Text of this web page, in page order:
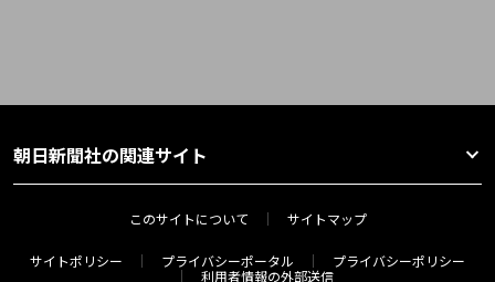
朝日新聞社の関連サイト
このサイトについて サイトマップ
サイトポリシー プライバシーポータル
プライバシーポリシー
利用者情報の外部送信